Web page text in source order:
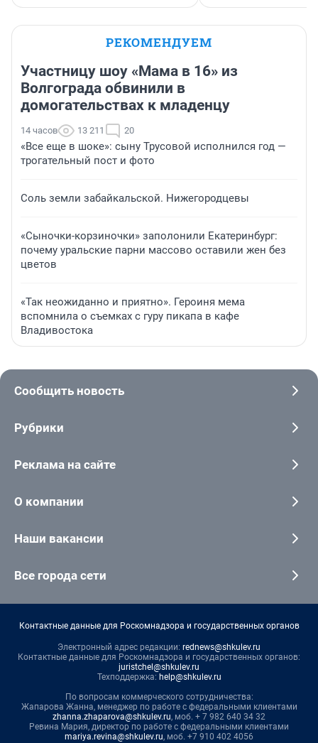
РЕКОМЕНДУЕМ
Участницу шоу «Мама в 16» из
Волгограда обвинили в
домогательствах к младенцу
14 часов 13 211 20
«Все еще в шоке»: сыну Трусовой исполнился год —
трогательный пост и фото
Соль земли забайкальской. Нижегородцевы
«Сыночки-корзиночки» заполонили Екатеринбург:
почему уральские парни массово оставили жен без
цветов
«Так неожиданно и приятно». Героиня мема
вспомнила о съемках с гуру пикапа в кафе
Владивостока
Сообщить новость
Рубрики
Реклама на сайте
О компании
Наши вакансии
Все города сети
Контактные данные для Роскомнадзора и государственных органов
Электронный адрес редакции: rednews@shkulev.ru
Контактные данные для Роскомнадзора и государственных органов:
juristchel@shkulev.ru
Техподдержка: help@shkulev.ru
По вопросам коммерческого сотрудничества:
Жапарова Жанна, менеджер по работе с федеральными клиентами
zhanna.zhaparova@shkulev.ru, моб. + 7 982 640 34 32
Ревина Мария, директор по работе с федеральными клиентами
mariya.revina@shkulev.ru, моб. +7 910 402 4056